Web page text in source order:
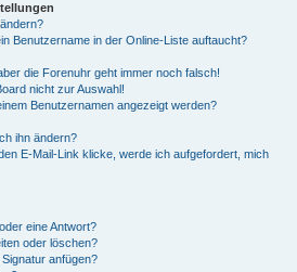
Benutzername in der Online-Liste auftaucht?
die Forenuhr geht immer noch falsch!
nicht zur Auswahl!
Benutzernamen angezeigt werden?
ihn ändern?
E-Mail-Link klicke, werde ich aufgefordert, mich
eine Antwort?
oder löschen?
anfügen?